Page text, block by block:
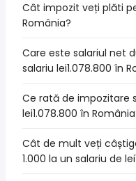
Cât impozit veți plăti
România?
Care este salariul net
salariu lei1.078.800 în
Ce rată de impozitare
lei1.078.800 în
Cât de mult veți
1.000 la un salariu de